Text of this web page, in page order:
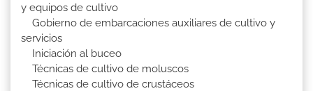
y equipos de cultivo
Gobierno de embarcaciones auxiliares de cultivo y
servicios
Iniciación al buceo
Técnicas de cultivo de moluscos
Técnicas de cultivo de crustáceos